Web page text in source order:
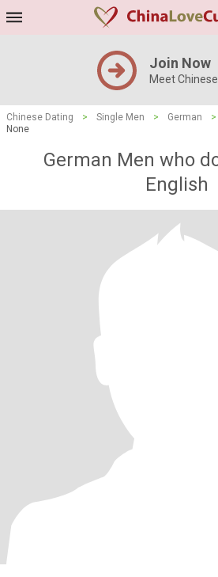
Join Now
Meet
Chinese Dating > Single Men > German >
None
German Men who
English